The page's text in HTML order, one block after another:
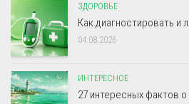
ЗДОРОВЬЕ
Как диагностировать и
04.08.2026
ИНТЕРЕСНОЕ
27 интересных фактов